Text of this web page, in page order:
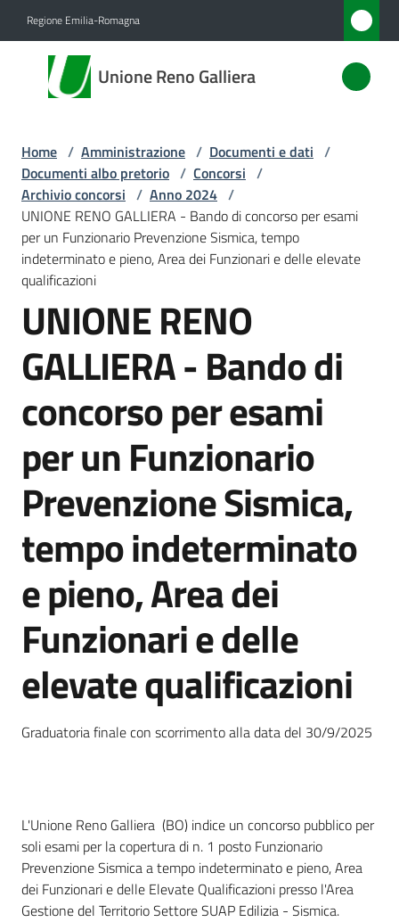
Regione Emilia-Romagna
Unione Reno Galliera
Unione
Reno
Amministrazione
Menu selezionato
Novità
Servizi
Vivere
l'Unione
Amministrazione
trasparente
Tutti
gli
argomenti...
su
Home / Amministrazione / Documenti e dati /
Documenti albo pretorio / Concorsi /
Archivio concorsi / Anno 2024 /
UNIONE RENO GALLIERA - Bando di concorso per esami
per un Funzionario Prevenzione Sismica, tempo
indeterminato e pieno, Area dei Funzionari e delle elevate
qualificazioni
UNIONE RENO
GALLIERA - Bando di
concorso per esami
per un Funzionario
Prevenzione Sismica,
tempo indeterminato
e pieno, Area dei
Funzionari e delle
elevate qualificazioni
Graduatoria finale con scorrimento alla data del 30/9/2025
L'Unione Reno Galliera (BO) indice un concorso pubblico per
soli esami per la copertura di n. 1 posto Funzionario
Prevenzione Sismica a tempo indeterminato e pieno, Area
dei Funzionari e delle Elevate Qualificazioni presso l'Area
Gestione del Territorio Settore SUAP Edilizia - Sismica.